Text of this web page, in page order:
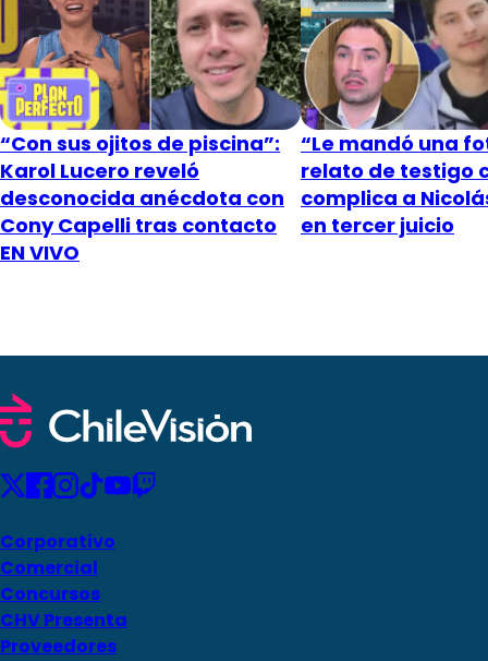
“Con sus ojitos de piscina”:
Karol Lucero reveló
desconocida anécdota con
Cony Capelli tras contacto
EN VIVO
“Le mandó una
relato de testigo
complica a
en tercer juicio
Corporativo
Comercial
Concursos
CHV Presenta
Proveedores